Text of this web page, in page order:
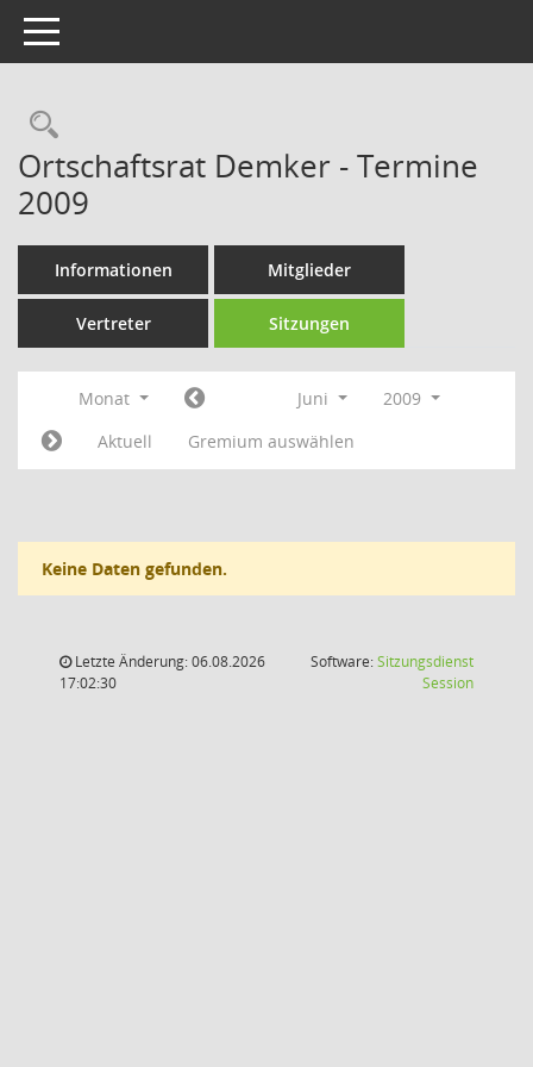
Toggle navigation
Rechercheauswahl
Ortschaftsrat Demker - Termine
2009
Informationen Mitglieder
Vertreter Sitzungen
Monat Juni
2009
Aktuell
Gremium auswählen
Keine Daten gefunden.
Letzte Änderung: 06.08.2026
17:02:30
Software:Sitzungsdienst
Session(Wird in